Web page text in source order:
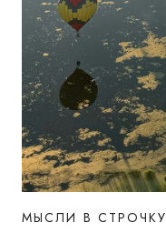
МЫСЛИ В СТРОЧКУ